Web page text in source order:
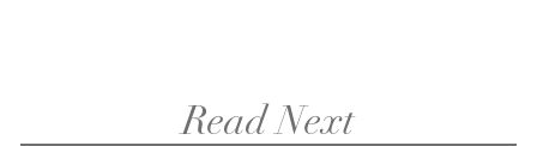
Read Next